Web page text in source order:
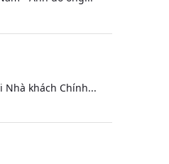
Nhà khách Chính...